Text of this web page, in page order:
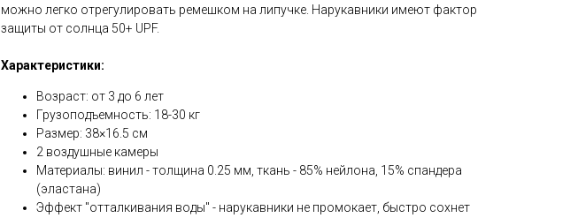
можно легко отрегулировать ремешком на липучке. Нарукавники имеют фактор
защиты от солнца 50+ UPF.
Характеристики:
Возраст: от 3 до 6 лет
Грузоподъемность: 18-30 кг
Размер: 38×16.5 см
2 воздушные камеры
Материалы: винил - толщина 0.25 мм, ткань - 85% нейлона, 15% спандера
(эластана)
Эффект "отталкивания воды" - нарукавники не промокает, быстро сохнет